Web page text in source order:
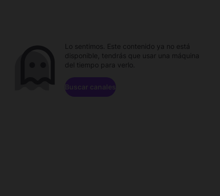
Lo sentimos. Este contenido ya no está
disponible, tendrás que usar una máquina
del tiempo para verlo.
Buscar canales